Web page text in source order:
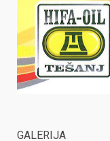
GALERIJA